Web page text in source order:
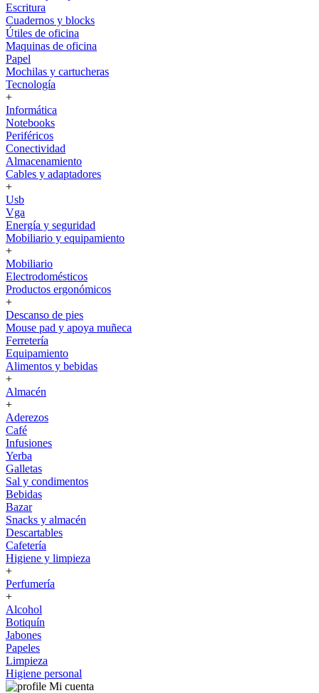
Escritura
Cuadernos y blocks
Útiles de oficina
Maquinas de oficina
Papel
Mochilas y cartucheras
Tecnología
+
Informática
Notebooks
Periféricos
Conectividad
Almacenamiento
Cables y adaptadores
+
Usb
Vga
Energía y seguridad
Mobiliario y equipamiento
+
Mobiliario
Electrodomésticos
Productos ergonómicos
+
Descanso de pies
Mouse pad y apoya muñeca
Ferretería
Equipamiento
Alimentos y bebidas
+
Almacén
+
Aderezos
Café
Infusiones
Yerba
Galletas
Sal y condimentos
Bebidas
Bazar
Snacks y almacén
Descartables
Cafetería
Higiene y limpieza
+
Perfumería
+
Alcohol
Botiquín
Jabones
Papeles
Limpieza
Higiene personal
Mi cuenta